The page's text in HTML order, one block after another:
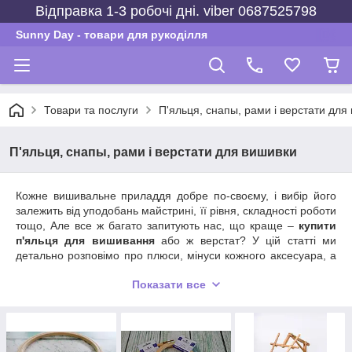
Відправка 1-3 робочі дні. viber 0687525798
Sunny Day - товари для рукоділля
Товари та послуги П'яльця, снапы, рами і верстати для
П'яльця, снапы, рами і верстати для вишивки
Кожне вишивальне приладдя добре по-своєму, і вибір його
залежить від уподобань майстрині, її рівня, складності роботи
тощо, Але все ж багато запитують нас, що краще – купити
п'яльця для вишиванняабо ж верстат? У цій статті ми
детально розповімо про плюси, мінуси кожного аксесуара, а
Гобеленові п'яльця, снапи, рамки або
верстати – розбір аксесуарів
Це раніше наші бабусі вишивали на п'яльцях і були раді,
Показати все